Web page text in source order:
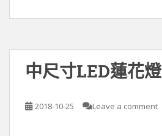
中尺寸LED蓮花
2018-10-25 Leave a comment